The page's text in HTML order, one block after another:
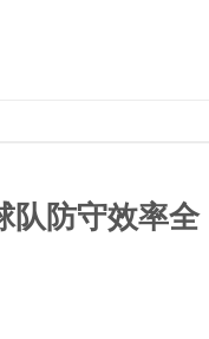
队防守效率全